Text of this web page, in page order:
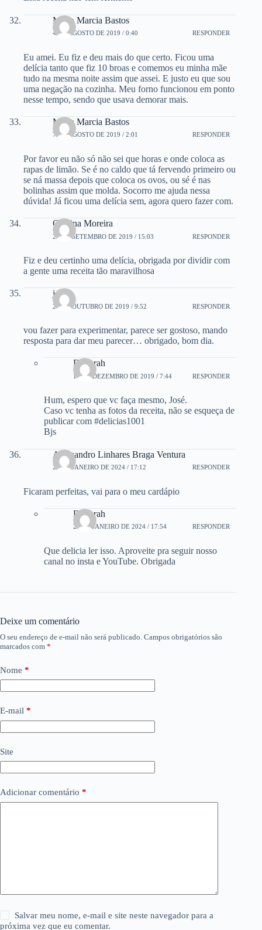
Maria Marcia Bastos
4 DE AGOSTO DE 2019 / 0:40 RESPONDER
Eu amei. Eu fiz e deu mais do que certo. Ficou uma
delícia tanto que fiz 10 broas e comemos eu minha mãe
tudo na mesma noite assim que assei. E justo eu que sou
uma negação na cozinha. Meu forno funcionou em ponto
nesse tempo, sendo que usava demorar mais.
Maria Marcia Bastos
7 DE AGOSTO DE 2019 / 2:01 RESPONDER
Por favor eu não só não sei que horas e onde coloca as
rapas de limão. Se é no caldo que tá fervendo primeiro ou
se ná massa depois que coloca os ovos, ou sé é nas
bolinhas assim que molda. Socorro me ajuda nessa
dúvida! Já ficou uma delícia sem, agora quero fazer com.
Cristina Moreira
23 DE SETEMBRO DE 2019 / 15:03 RESPONDER
Fiz e deu certinho uma delícia, obrigada por dividir com
a gente uma receita tão maravilhosa
jose
26 DE OUTUBRO DE 2019 / 9:52 RESPONDER
vou fazer para experimentar, parece ser gostoso, mando
resposta para dar meu parecer… obrigado, bom dia.
Deborah
10 DE DEZEMBRO DE 2019 / 7:44 RESPONDER
Hum, espero que vc faça mesmo, José.
Caso vc tenha as fotos da receita, não se esqueça de
publicar com #delicias1001
Bjs
Alexsandro Linhares Braga Ventura
27 DE JANEIRO DE 2024 / 17:12 RESPONDER
Ficaram perfeitas, vai para o meu cardápio
Deborah
27 DE JANEIRO DE 2024 / 17:54 RESPONDER
Que delicia ler isso. Aproveite pra seguir nosso
canal no insta e YouTube. Obrigada
Deixe um comentário
O seu endereço de e-mail não será publicado. Campos obrigatórios são
marcados com *
Nome *
E-mail *
Site
Adicionar comentário *
Salvar meu nome, e-mail e site neste navegador para a
próxima vez que eu comentar.